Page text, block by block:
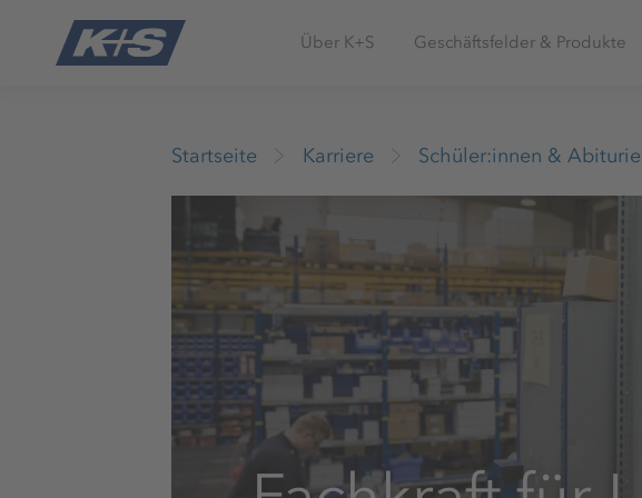
Über K+S Geschäftsfelder & Produkte
Startseite Karriere Schüler:innen &